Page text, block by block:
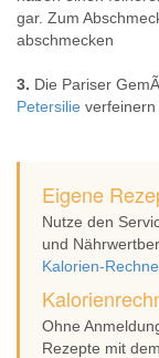
gar. Zum
abschmecken
3. Die Pariser
Petersilie verfeinern
Eigene
Nutze den
und
Kalorien-
Ohne
Rezepte mit dem